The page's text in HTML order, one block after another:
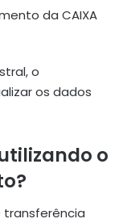
da CAIXA
o
os dados
o
transferência